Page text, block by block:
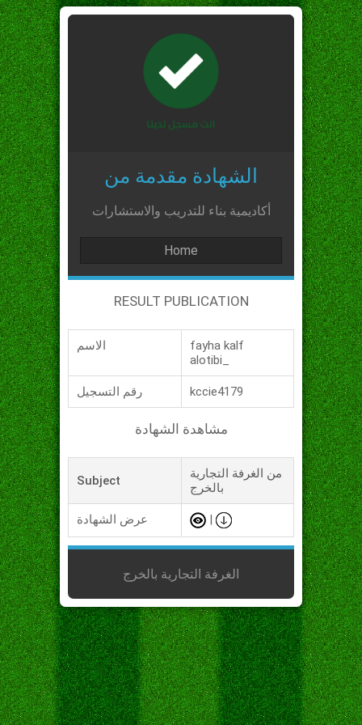
الشهادة مقدمة من
أكاديمية بناء للتدريب والاستشارات
Home
RESULT PUBLICATION
الاسم
fayha kalf
alotibi_
رقم التسجيل kccie4179
مشاهدة الشهادة
Subject
من الغرفة التجارية
بالخرج
عرض الشهادة
الغرفة التجارية بالخرج